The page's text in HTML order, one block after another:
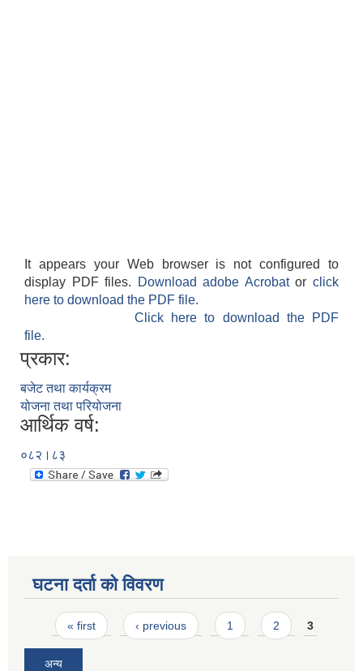
It appears your Web browser is not configured to
display PDF files.
Download adobe Acrobatorclick
here to download the PDF file.
Click here to download the PDF
file.
प्रकार:
बजेट तथा कार्यक्रम
योजना तथा परियोजना
आर्थिक वर्ष:
०८२।८३
घटना दर्ता को विवरण
Pages
« first ‹ previous 1 2 3
अन्य